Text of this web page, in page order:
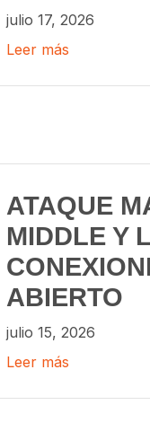
julio 17, 2026
Leer más
ATAQUE
MIDDLE Y
ABIERTO
julio 15, 2026
Leer más